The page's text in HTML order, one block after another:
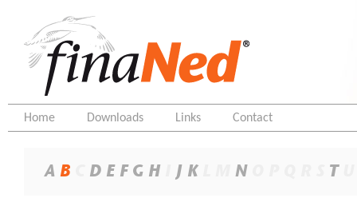
Home Downloads Links Contact
A B D E F G H J K N T